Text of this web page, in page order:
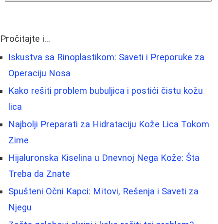
Pročitajte i...
Iskustva sa Rinoplastikom: Saveti i Preporuke za
Operaciju Nosa
Kako rešiti problem bubuljica i postići čistu kožu
lica
Najbolji Preparati za Hidrataciju Kože Lica Tokom
Zime
Hijaluronska Kiselina u Dnevnoj Nega Kože: Šta
Treba da Znate
Spušteni Očni Kapci: Mitovi, Rešenja i Saveti za
Njegu